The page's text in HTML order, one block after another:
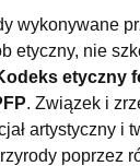
wykonywane
etyczny, nie
etyczny
. Związek i
artystyczny i
poprzez